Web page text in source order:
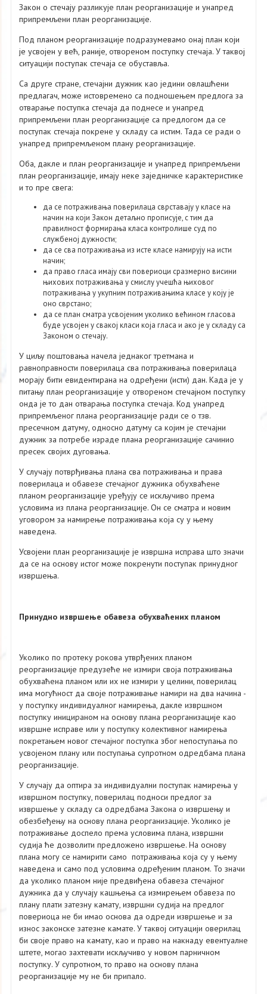
Закон о стечају разликује план реорганизације и унапред
припремљени план реорганизације.
Под планом реорганизације подразумевамо онај план који
је усвојен у већ, раније, отвореном поступку стечаја. У таквој
ситуацији поступак стечаја се обуставља.
Са друге стране, стечајни дужник као једини овлашћени
предлагач, може истовремено са подношењем предлога за
отварање поступка стечаја да поднесе и унапред
припремљени план реорганизације са предлогом да се
поступак стечаја покрене у складу са истим. Тада се ради о
унапред припремљеном плану реорганизације.
Оба, дакле и план реорганизације и унапред припремљени
план реорганизације, имају неке заједничке карактеристике
и то пре свега:
да се потраживања поверилаца сврставају у класе на
начин на који Закон детаљно прописује, с тим да
правилност формирања класа контролише суд по
службеној дужности;
да се сва потраживања из исте класе намирују на исти
начин;
да право гласа имају сви повериоци сразмерно висини
њихових потраживања у смислу учешћа њиховог
потраживања у укупним потраживањима класе у коју је
оно сврстано;
да се план сматра усвојеним уколико већином гласова
буде усвојен у свакој класи која гласа и ако је у складу са
Законом о стечају.
У циљу поштовања начела једнаког третмана и
равноправности поверилаца сва потраживања поверилаца
морају бити евидентирана на одређени (исти) дан. Када је у
питању план реорганизације у отвореном стечајном поступку
онда је то дан отварања поступка стечаја. Код унапред
припремљеног плана реорганизације ради се о тзв.
пресечном датуму, односно датуму са којим је стечајни
дужник за потребе израде плана реорганизације сачинио
пресек својих дуговања.
У случају потврђивања плана сва потраживања и права
поверилаца и обавезе стечајног дужника обухваћене
планом реорганизације уређују се искључиво према
условима из плана реорганизације. Он се сматра и новим
уговором за намирење потраживања која су у њему
наведена.
Усвојени план реорганизације је извршна исправа што значи
да се на основу истог може покренути поступак принудног
извршења.
Принудно извршење обавеза обухваћених планом
Уколико по протеку рокова утврђених планом
реорганизације предузеће не измири своја потраживања
обухваћена планом или их не измири у целини, поверилац
има могућност да своје потраживање намири на два начина -
у поступку индивидуалног намирења, дакле извршном
поступку иницираном на основу плана реорганизације као
извршне исправе или у поступку колективног намирења
покретањем новог стечајног поступка због непоступања по
усвојеном плану или поступања супротном одредбама плана
реорганизације.
У случају да оптира за индивидуални поступак намирења у
извршном поступку, поверилац подноси предлог за
извршење у складу са одредбама Закона о извршењу и
обезбеђењу на основу плана реорганизације. Уколико је
потраживање доспело према условима плана, извршни
судија ће дозволити предложено извршење. На основу
плана могу се намирити само потраживања која су у њему
наведена и само под условима одређеним планом. То значи
да уколико планом није предвиђена обавеза стечајног
дужника да у случају кашњења са измирењем обавеза по
плану плати затезну камату, извршни судија на предлог
повериоца не би имао основа да одреди извршење и за
износ законске затезне камате. У таквој ситуацији оверилац
би своје право на камату, као и право на накнаду евентуалне
штете, могао захтевати искључиво у новом парничном
поступку. У супротном, то право на основу плана
реорганизације му не би припало.